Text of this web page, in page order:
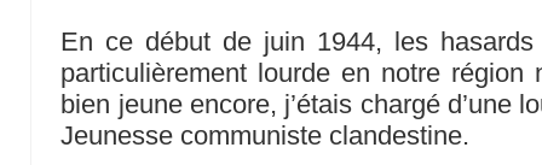
En ce début de juin 1944, les
particulièrement lourde en notre région
bien jeune encore, j’étais chargé d’une
Jeunesse communiste clandestine.